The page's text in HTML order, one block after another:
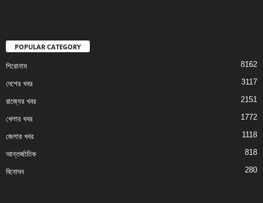
POPULAR CATEGORY
শিরোনাম 8162
দেশের খবর 3117
রাজ্যের খবর 2151
খেলার খবর 1772
জেলার খবর 1118
আন্তর্জাতিক 818
বিনোদন 280